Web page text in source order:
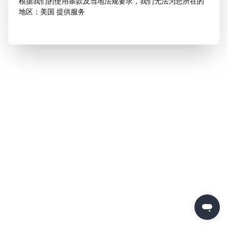
地区：美国 提供服务